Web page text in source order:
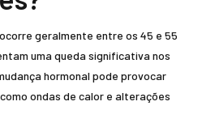
geralmente entre os 45 e 55
uma queda significativa nos
hormonal pode provocar
ondas de calor e alterações